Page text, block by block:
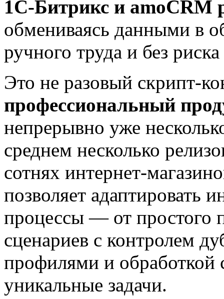
1С-Битрикс и amoCRM
обмениваясь данными в
ручного труда и без
Это не разовый скрипт-
профессиональный
непрерывно уже
среднем несколько
сотнях интернет-
позволяет адаптировать
процессы — от простого
сценариев с контролем
профилями и
уникальные задачи.